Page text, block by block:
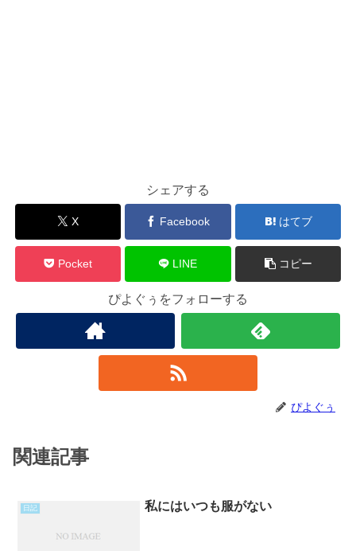
シェアする
X Facebook はてブ
Pocket LINE コピー
ぴよぐぅをフォローする
ぴよぐぅ
関連記事
日記 私にはいつも服がない